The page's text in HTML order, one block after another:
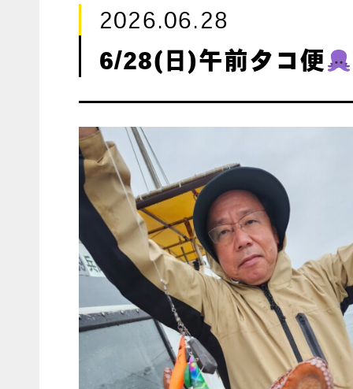
2026.06.28
6/28(日)午前タコ便